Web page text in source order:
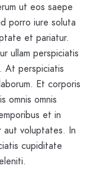
ut eos saepe
porro iure soluta
et pariatur.
ullam perspiciatis
At perspiciatis
Et corporis
omnis omnis
et in
aut voluptates. In
cupiditate